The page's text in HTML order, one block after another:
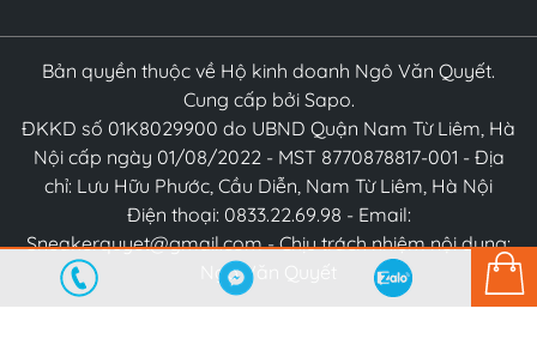
Bản quyền thuộc về Hộ kinh doanh Ngô Văn Quyết.
Cung cấp bởi Sapo.
ĐKKD số 01K8029900 do UBND Quận Nam Từ Liêm, Hà
Nội cấp ngày 01/08/2022 - MST 8770878817-001 - Địa
chỉ: Lưu Hữu Phước, Cầu Diễn, Nam Từ Liêm, Hà Nội
Điện thoại: 0833.22.69.98 - Email:
Sneakerquyet@gmail.com - Chịu trách nhiệm nội dung:
Ngô Văn Quyết